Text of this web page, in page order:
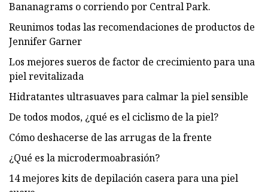
Bananagrams o corriendo por Central Park.
Reunimos todas las recomendaciones de productos de
Jennifer Garner
Los mejores sueros de factor de crecimiento para una
piel revitalizada
Hidratantes ultrasuaves para calmar la piel sensible
De todos modos, ¿qué es el ciclismo de la piel?
Cómo deshacerse de las arrugas de la frente
¿Qué es la microdermoabrasión?
14 mejores kits de depilación casera para una piel